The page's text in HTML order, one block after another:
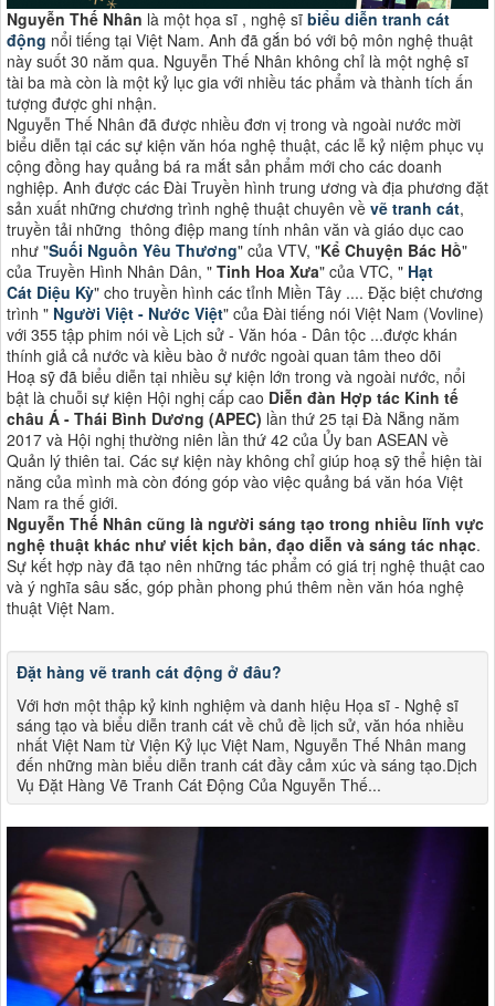
Nguyễn Thế Nhân là một họa sĩ , nghệ sĩ biểu diễn tranh cát
động nổi tiếng tại Việt Nam. Anh đã gắn bó với bộ môn nghệ thuật
này suốt 30 năm qua. Nguyễn Thế Nhân không chỉ là một nghệ sĩ
tài ba mà còn là một kỷ lục gia với nhiều tác phẩm và thành tích ấn
tượng được ghi nhận.
Nguyễn Thế Nhân đã được nhiều đơn vị trong và ngoài nước mời
biểu diễn tại các sự kiện văn hóa nghệ thuật, các lễ kỷ niệm phục vụ
cộng đồng hay quảng bá ra mắt sản phẩm mới cho các doanh
nghiệp. Anh được các Đài Truyền hình trung ương và địa phương đặt
sản xuất những chương trình nghệ thuật chuyên về vẽ tranh cát,
truyền tải những thông điệp mang tính nhân văn và giáo dục cao
như "Suối Nguồn Yêu Thương" của VTV, "Kể Chuyện Bác Hồ"
của Truyền Hình Nhân Dân, " Tinh Hoa Xưa" của VTC, " Hạt
Cát Diệu Kỳ" cho truyền hình các tỉnh Miền Tây .... Đặc biệt chương
trình " Người Việt - Nước Việt" của Đài tiếng nói Việt Nam (Vovline)
với 355 tập phim nói về Lịch sử - Văn hóa - Dân tộc ...được khán
thính giả cả nước và kiều bào ở nước ngoài quan tâm theo dõi
Hoạ sỹ đã biểu diễn tại nhiều sự kiện lớn trong và ngoài nước, nổi
bật là chuỗi sự kiện Hội nghị cấp cao Diễn đàn Hợp tác Kinh tế
châu Á - Thái Bình Dương (APEC) lần thứ 25 tại Đà Nẵng năm
2017 và Hội nghị thường niên lần thứ 42 của Ủy ban ASEAN về
Quản lý thiên tai. Các sự kiện này không chỉ giúp hoạ sỹ thể hiện tài
năng của mình mà còn đóng góp vào việc quảng bá văn hóa Việt
Nam ra thế giới​​.
Nguyễn Thế Nhân cũng là người sáng tạo trong nhiều lĩnh vực
nghệ thuật khác như viết kịch bản, đạo diễn và sáng tác nhạc.
Sự kết hợp này đã tạo nên những tác phẩm có giá trị nghệ thuật cao
và ý nghĩa sâu sắc, góp phần phong phú thêm nền văn hóa nghệ
thuật Việt Nam​​.
Đặt hàng vẽ tranh cát động ở đâu?
Với hơn một thập kỷ kinh nghiệm và danh hiệu Họa sĩ - Nghệ sĩ
sáng tạo và biểu diễn tranh cát về chủ đề lịch sử, văn hóa nhiều
nhất Việt Nam từ Viện Kỷ lục Việt Nam, Nguyễn Thế Nhân mang
đến những màn biểu diễn tranh cát đầy cảm xúc và sáng tạo.Dịch
Vụ Đặt Hàng Vẽ Tranh Cát Động Của Nguyễn Thế...